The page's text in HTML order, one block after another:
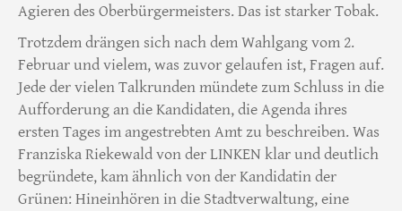
Agieren des Oberbürgermeisters. Das ist starker Tobak.
Trotzdem drängen sich nach dem Wahlgang vom 2.
Februar und vielem, was zuvor gelaufen ist, Fragen auf.
Jede der vielen Talkrunden mündete zum Schluss in die
Aufforderung an die Kandidaten, die Agenda ihres
ersten Tages im angestrebten Amt zu beschreiben. Was
Franziska Riekewald von der LINKEN klar und deutlich
begründete, kam ähnlich von der Kandidatin der
Grünen: Hineinhören in die Stadtverwaltung, eine